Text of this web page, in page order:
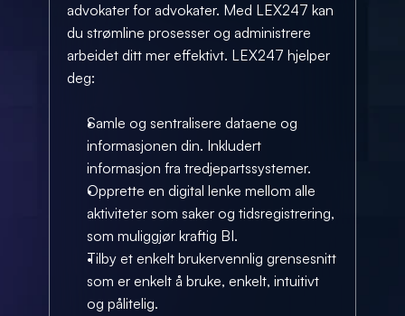
advokater for advokater. Med LEX247 kan
du strømline prosesser og administrere
arbeidet ditt mer effektivt. LEX247 hjelper
deg:
Samle og sentralisere dataene og
informasjonen din. Inkludert
informasjon fra tredjepartssystemer.
Opprette en digital lenke mellom alle
aktiviteter som saker og tidsregistrering,
som muliggjør kraftig BI.
Tilby et enkelt brukervennlig grensesnitt
som er enkelt å bruke, enkelt, intuitivt
og pålitelig.